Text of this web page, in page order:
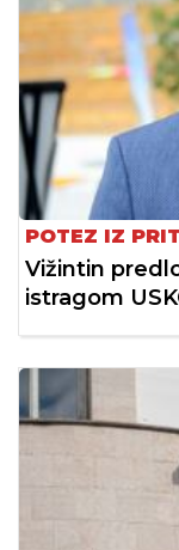
POTEZ IZ
Vižintin
istragom